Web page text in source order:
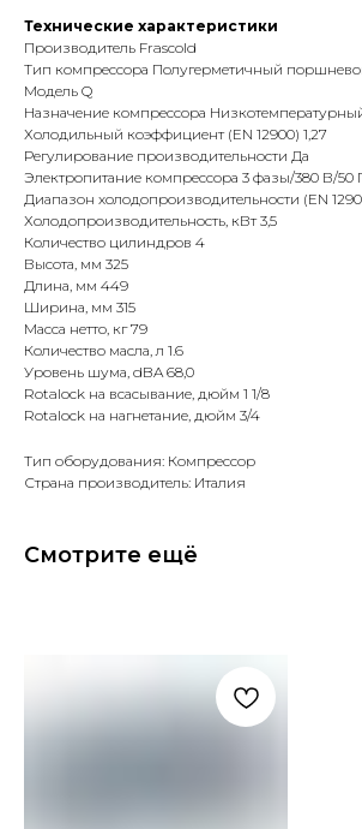
Технические характеристики
Производитель Frascold
Тип компрессора Полугерметичный
Модель Q
Назначение компрессора
Холодильный коэффициент (EN 12900) 1,27
Регулирование производительности Да
Электропитание компрессора 3 фазы/380 В/50
Диапазон холодопроизводительности (EN
Холодопроизводительность, кВт 3,5
Количество цилиндров 4
Высота, мм 325
Длина, мм 449
Ширина, мм 315
Масса нетто, кг 79
Количество масла, л 1.6
Уровень шума, dBA 68,0
Rotalock на всасывание, дюйм 1 1/8
Rotalock на нагнетание, дюйм 3/4
Тип оборудования: Компрессор
Страна производитель: Италия
Смотрите ещё